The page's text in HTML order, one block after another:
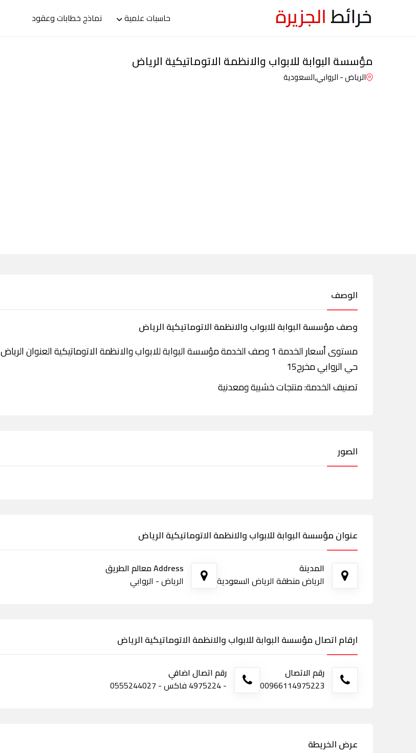
حاسبات علمية نماذج خطابات وعقود
مؤسسة البوابة للابواب والانظمة الاتوماتيكية الرياض
الرياض - الروابي,السعودية
الوصف
وصف مؤسسة البوابة للابواب والانظمة الاتوماتيكية الرياض
مستوى أسعار الخدمة 1 وصف الخدمة مؤسسة البوابة للابواب والانظمة الاتوماتيكية العنوان الرياض
حي الروابي مخرج15
تصنيف الخدمة: منتجات خشبية ومعدنية
الصور
عنوان مؤسسة البوابة للابواب والانظمة الاتوماتيكية الرياض
المدينة
الرياض منطقة الرياض السعودية
Address معالم الطريق
الرياض - الروابي
ارقام اتصال مؤسسة البوابة للابواب والانظمة الاتوماتيكية الرياض
رقم الاتصال
00966114975223
رقم اتصال اضافي
- 4975224 فاكس - 0555244027
عرض الخريطة